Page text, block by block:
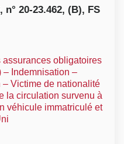
n° 20-23.462, (B), FS
assurances obligatoires
– Indemnisation –
Victime de nationalité
la circulation survenu à
véhicule immatriculé et